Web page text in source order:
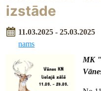
izstāde
11.03.2025 - 25.03.2025
nams
MK